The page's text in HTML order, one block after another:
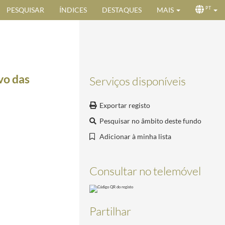
PESQUISAR ÍNDICES DESTAQUES MAIS PT
Serviços disponíveis
Exportar registo
Pesquisar no âmbito deste fundo
Adicionar à minha lista
Consultar no telemóvel
Partilhar
das